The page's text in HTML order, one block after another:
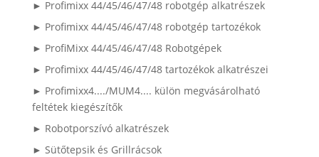
► Profimixx 44/45/46/47/48 robotgép alkatrészek
► Profimixx 44/45/46/47/48 robotgép tartozékok
► ProfiMixx 44/45/46/47/48 Robotgépek
► Profimixx 44/45/46/47/48 tartozékok alkatrészei
► Profimixx4..../MUM4.... külön megvásárolható
feltétek kiegészítők
► Robotporszívó alkatrészek
► Sütőtepsik és Grillrácsok